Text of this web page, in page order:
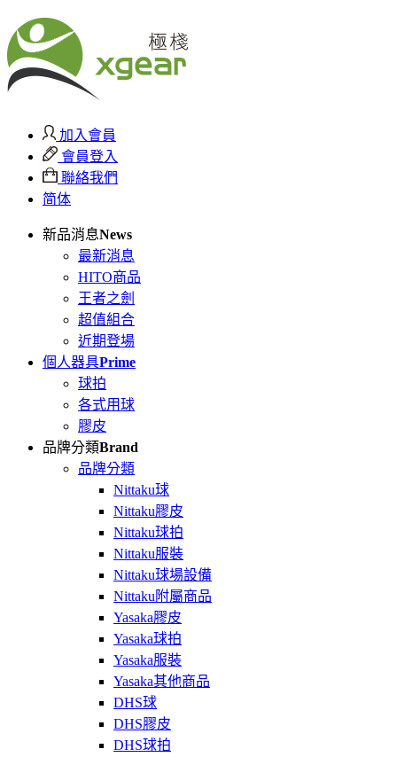
加入會員
會員登入
聯絡我們
简体
新品消息News
最新消息
HITO商品
王者之劍
超值組合
近期登場
個人器具Prime
球拍
各式用球
膠皮
品牌分類Brand
品牌分類
Nittaku球
Nittaku膠皮
Nittaku球拍
Nittaku服裝
Nittaku球場設備
Nittaku附屬商品
Yasaka膠皮
Yasaka球拍
Yasaka服裝
Yasaka其他商品
DHS球
DHS膠皮
DHS球拍